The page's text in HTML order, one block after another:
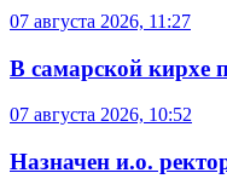
07 августа 2026, 11:27
В самарской кирхе
07 августа 2026, 10:52
Назначен и.о.